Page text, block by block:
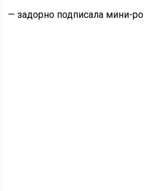
— задорно подписала мини-